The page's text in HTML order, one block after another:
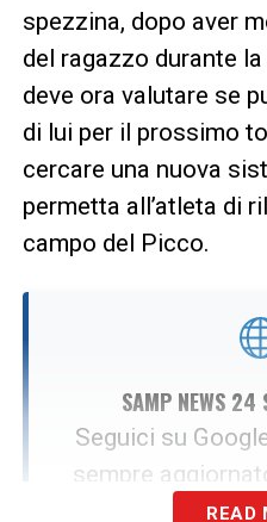
spezzina, dopo aver
del ragazzo durante
deve ora valutare se
di lui per il prossimo
cercare una nuova
permetta all’atleta di
campo del Picco.
SAMP NEWS 24
Seguici su
sempre
READ